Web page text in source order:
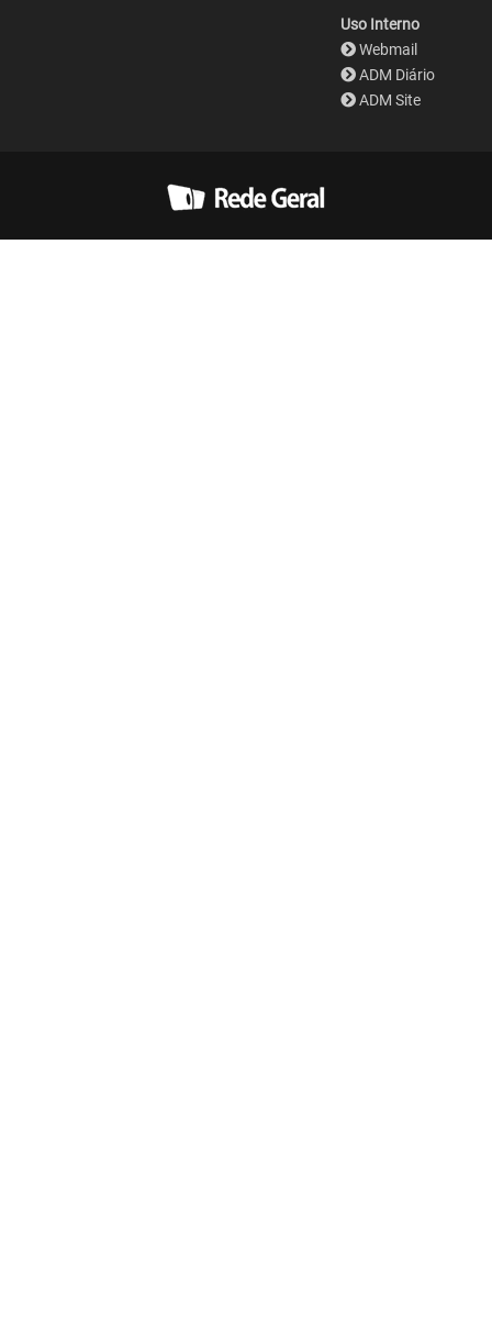
Uso Interno
Webmail
ADM Diário
ADM Site